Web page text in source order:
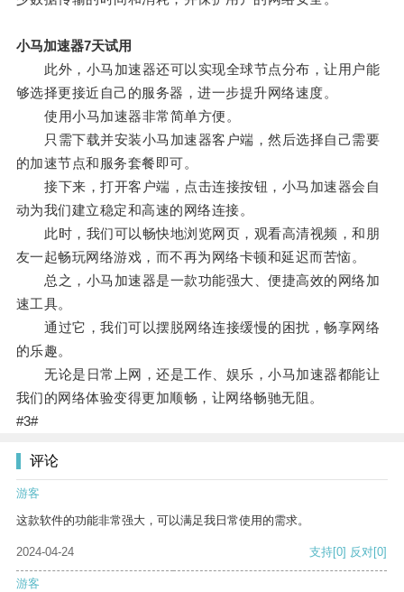
小马加速器7天试用
此外，小马加速器还可以实现全球节点分布，让用户能
够选择更接近自己的服务器，进一步提升网络速度。
使用小马加速器非常简单方便。
只需下载并安装小马加速器客户端，然后选择自己需要
的加速节点和服务套餐即可。
接下来，打开客户端，点击连接按钮，小马加速器会自
动为我们建立稳定和高速的网络连接。
此时，我们可以畅快地浏览网页，观看高清视频，和朋
友一起畅玩网络游戏，而不再为网络卡顿和延迟而苦恼。
总之，小马加速器是一款功能强大、便捷高效的网络加
速工具。
通过它，我们可以摆脱网络连接缓慢的困扰，畅享网络
的乐趣。
无论是日常上网，还是工作、娱乐，小马加速器都能让
我们的网络体验变得更加顺畅，让网络畅驰无阻。
#3#
评论
游客
这款软件的功能非常强大，可以满足我日常使用的需求。
2024-04-24 支持[0] 反对[0]
游客